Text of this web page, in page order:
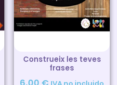
Construeix les teves
frases